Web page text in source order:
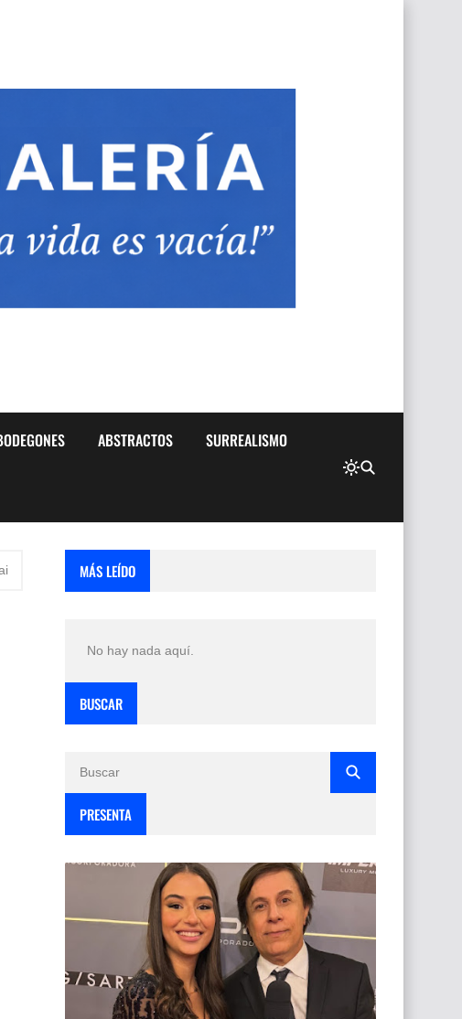
ABSTRACTOS SURREALISMO
MÁS LEÍDO
No hay nada aquí.
BUSCAR
PRESENTA